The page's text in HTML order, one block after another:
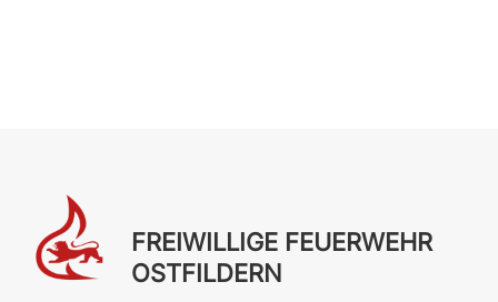
FREIWILLIGE FEUERWEHR
OSTFILDERN